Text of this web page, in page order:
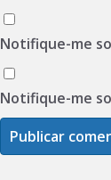
Notifique-me
Notifique-me